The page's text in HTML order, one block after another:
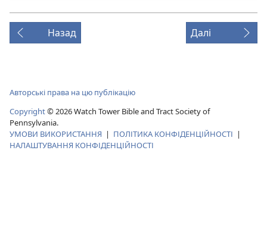
Назад Далі
Авторські права на цю публікацію
Copyright© 2026 Watch Tower Bible and Tract Society of
Pennsylvania.
УМОВИ ВИКОРИСТАННЯ | ПОЛІТИКА КОНФІДЕНЦІЙНОСТІ |
НАЛАШТУВАННЯ КОНФІДЕНЦІЙНОСТІ